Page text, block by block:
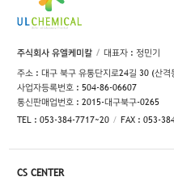
주식회사 유엘케미칼
대표자 : 정민기
주소 : 대구 북구 유통단지로24길 30 (산격
사업자등록번호 : 504-86-06607
통신판매업번호 : 2015-대구북구-0265
TEL : 053-384-7717~20
FAX : 053-
CS CENTER